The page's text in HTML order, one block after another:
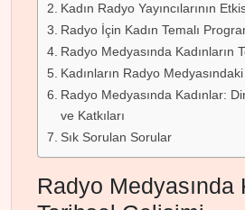
Kadın Radyo Yayıncılarının
Radyo İçin Kadın Temalı
Radyo Medyasında Kadınların
Kadınların Radyo
Radyo Medyasında Kadınlar:
ve Katkıları
Sık Sorulan Sorular
Radyo Medyasında